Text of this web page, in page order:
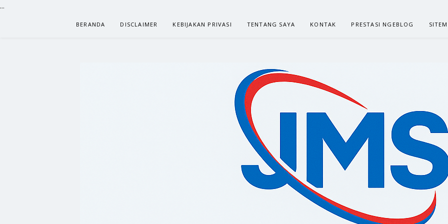
...
BERANDA DISCLAIMER KEBIJAKAN PRIVASI TENTANG SAYA KONTAK PRESTASI NGEBLOG